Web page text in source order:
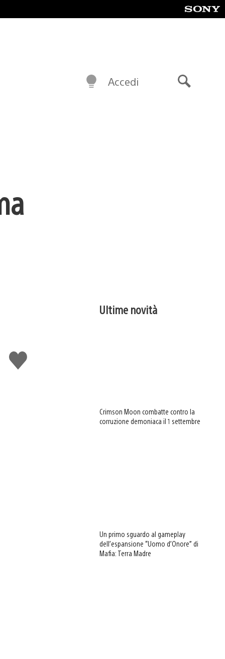
Accedi
Mi
piace
Ultime novità
Crimson Moon combatte contro la
corruzione demoniaca il 1 settembre
Un primo sguardo al gameplay
dell’espansione “Uomo d’Onore” di
Mafia: Terra Madre